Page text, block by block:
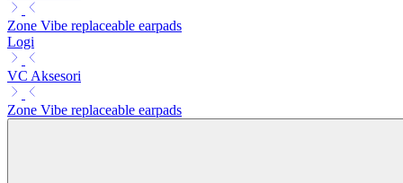
Zone Vibe replaceable earpads
Logi
VC Aksesori
Zone Vibe replaceable earpads